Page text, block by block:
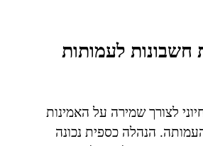
חשבונות לעמותות
לצורך שמירה על האמינות
הנהלה כספית נכונה